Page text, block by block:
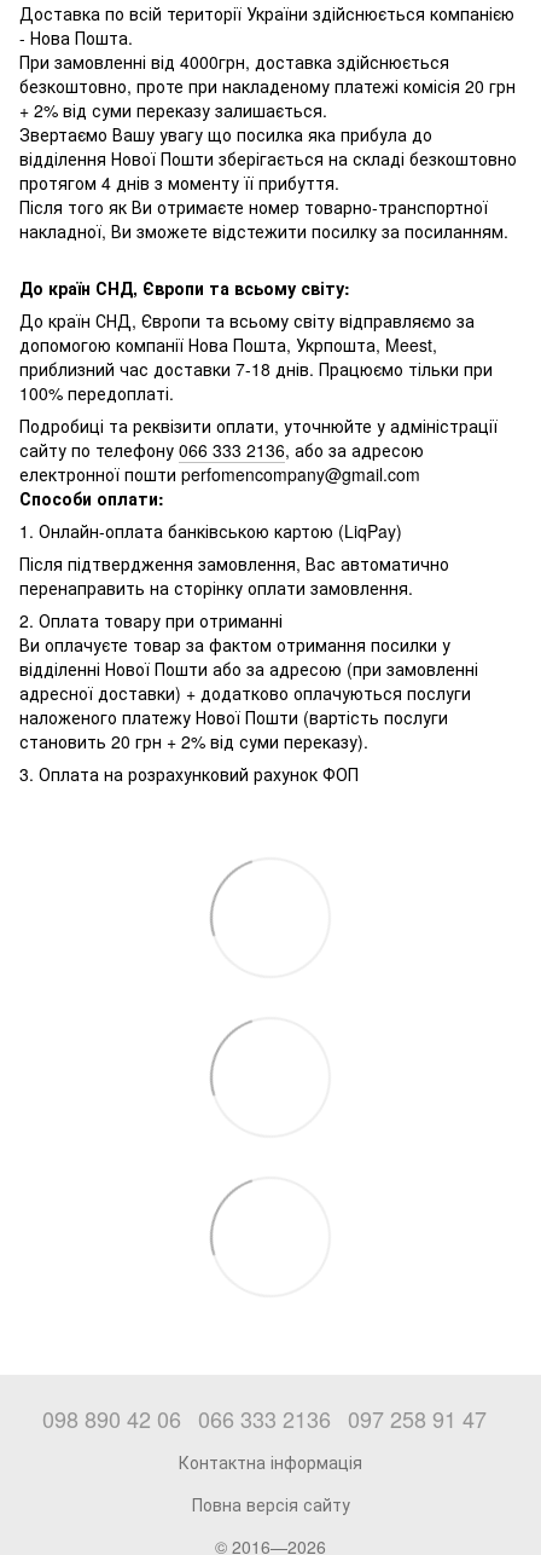
Доставка по всій території України здійснюється компанією
- Нова Пошта.
При замовленні від 4000грн, доставка здійснюється
безкоштовно, проте при накладеному платежі комісія 20 грн
+ 2% від суми переказу залишається.
Звертаємо Вашу увагу що посилка яка прибула до
відділення Нової Пошти зберігається на складі безкоштовно
протягом 4 днів з моменту її прибуття.
Після того як Ви отримаєте номер товарно-транспортної
накладної, Ви зможете відстежити посилку за посиланням.
До країн СНД, Європи та всьому світу:
До країн СНД, Європи та всьому світу відправляємо за
допомогою компанії Нова Пошта, Укрпошта, Meest,
приблизний час доставки 7-18 днів. Працюємо тільки при
100% передоплаті.
Подробиці та реквізити оплати, уточнюйте у адміністрації
сайту по телефону 066 333 2136, або за адресою
електронної пошти perfomencompany@gmail.com
Способи оплати:
1. Онлайн-оплата банківською картою (LiqPay)
Після підтвердження замовлення, Вас автоматично
перенаправить на сторінку оплати замовлення.
2. Оплата товару при отриманні
Ви оплачуєте товар за фактом отримання посилки у
відділенні Нової Пошти або за адресою (при замовленні
адресної доставки) + додатково оплачуються послуги
наложеного платежу Нової Пошти (вартість послуги
становить 20 грн + 2% від суми переказу).
3. Оплата на розрахунковий рахунок ФОП
098 890 42 06 066 333 2136 097 258 91 47
Контактна інформація
Повна версія сайту
© 2016—2026